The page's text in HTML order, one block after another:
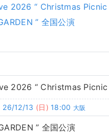
2026 “ Christmas Picnic
” 全国公演
2026 “ Christmas Picnic
26/12/13 (日) 18:00 大阪
” 全国公演